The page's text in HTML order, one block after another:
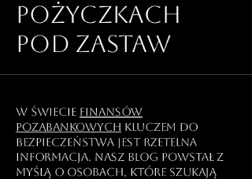
pożyczkach
pod zastaw
W świecie finansów
pozabankowych kluczem do
bezpieczeństwa jest rzetelna
informacja. Nasz blog powstał z
myślą o osobach, które szukają